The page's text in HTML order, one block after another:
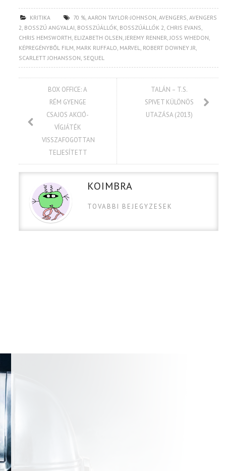
KRITIKA 70 % ,AARON TAYLOR-JOHNSON ,AVENGERS ,AVENGERS
2 BOSSZÚ ANGYALAI BOSSZÚÁLLÓK BOSSZÚÁLLÓK 2 CHRIS EVANS
CHRIS HEMSWORTH ELIZABETH OLSEN JEREMY RENNER JOSS WHEDON
KÉPREGÉNYBŐL FILM MARK RUFFALO MARVEL ROBERT DOWNEY JR
SCARLETT JOHANSSON SEQUEL
BOX OFFICE: A
RÉM GYENGE
CSAJOS AKCIÓ-
VÍGJÁTÉK
VISSZAFOGOTTAN
TELJESÍTETT
TALÁN – T.S.
SPIVET KÜLÖNÖS
UTAZÁSA (2013)
KOIMBRA
TOVABBI BEJEGYZESEK